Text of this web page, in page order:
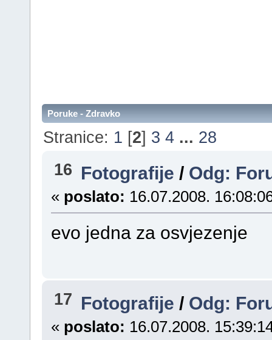
Poruke - Zdravko
Stranice: 1 [2] 3 4 ... 28
16 Fotografije / Odg:
« poslato: 16.07.2008.
evo jedna za osvjezenje
17 Fotografije / Odg:
« poslato: 16.07.2008.